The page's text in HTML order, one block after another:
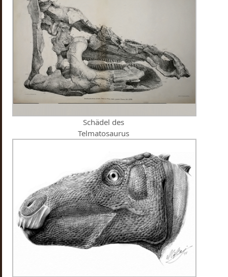
Schädel des
Telmatosaurus